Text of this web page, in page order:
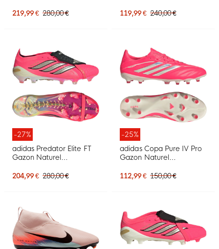
Foot (FG) Rose Bleu
219,99 € 280,00 €
Rose Vif Bleu Jaune
119,99 € 240,00 €
-27%
adidas Predator Elite FT
Gazon Naturel
Rose Vif Gris Argenté
204,99 € 280,00 €
-25%
adidas Copa Pure IV Pro
Gazon Naturel
Rose Vif Argenté Blanc
112,99 € 150,00 €